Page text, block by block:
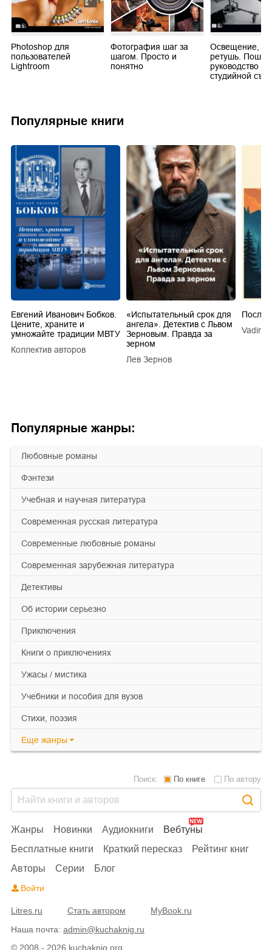
Популярные жанры:
любовные романы
фэнтези
учебная и научная литература
современная русская литература
современные любовные романы
современная зарубежная литература
детективы
об истории серьезно
приключения
книги о приключениях
ужасы / мистика
учебники и пособия для вузов
cтихи, поэзия
Еще жанры
Photoshop для
пользователей
Lightroom
Фотография шаг за
шагом. Просто и
понятно
Освещение,
ретушь.
руководство по
студийной
Популярные книги
Евгений Иванович Бобков.
Цените, храните и
умножайте традиции МВТУ
Коллектив авторов
«Испытательный срок для
ангела». Детектив с Львом
Зерновым. Правда за
зерном
Лев Зернов
Vadim
© 2008 - 2026 kuchaknig.org
Жанры Новинки Аудиокниги
Вебтуны
Бесплатные книги
Краткий пересказ
Рейтинг книг
Авторы
Серии Блог
Поиск: По книге По автору
Войти
Litres.ru Стать автором
MyBook.ru
Наша почта: admin@kuchaknig.ru